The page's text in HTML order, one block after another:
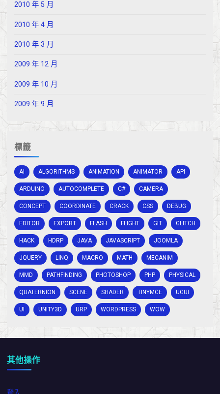
2010 年 5 月
2010 年 4 月
2010 年 3 月
2009 年 12 月
2009 年 10 月
2009 年 9 月
標籤
AI ALGORITHMS ANIMATION ANIMATOR API
ARDUINO AUTOCOMPLETE C# CAMERA
CONCEPT COORDINATE CRACK CSS DEBUG
EDITOR EXPORT FLASH FLIGHT GIT GLITCH
HACK HDRP JAVA JAVASCRIPT JOOMLA
JQUERY LINQ MACRO MATH MECANIM
MMD PATHFINDING PHOTOSHOP PHP PHYSICAL
QUATERNION SCENE SHADER TINYMCE UGUI
UI UNITY3D URP WORDPRESS WOW
其他操作